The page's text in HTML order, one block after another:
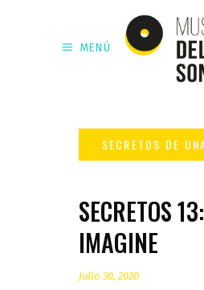
MENÚ
SECRETOS 13:
IMAGINE
Julio 30, 2020